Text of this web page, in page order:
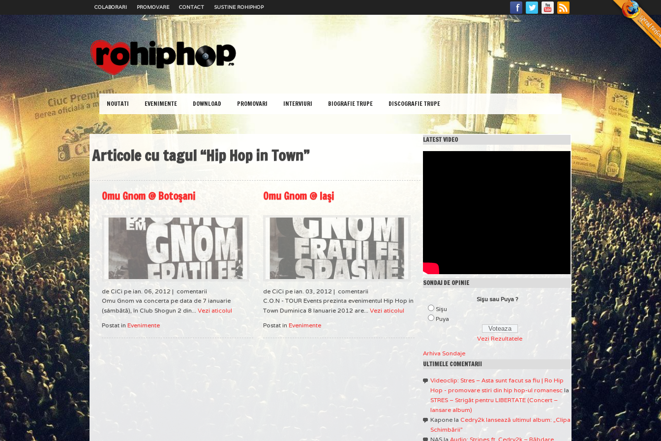
COLABORARI PROMOVARE CONTACT SUSTINE ROHIPHOP
NOUTATI EVENIMENTE DOWNLOAD PROMOVARI INTERVIURI BIOGRAFIE TRUPE DISCOGRAFIE TRUPE
Articole cu tagul “Hip Hop in Town”
Omu Gnom @ Botoşani
de CiCi pe ian. 06, 2012 | comentarii
Omu Gnom va concerta pe data de 7 ianuarie
(sâmbătă), în Club Shogun 2 din... Vezi aticolul
Postat in Evenimente
Omu Gnom @ Iaşi
de CiCi pe ian. 03, 2012 | comentarii
C.O.N - TOUR Events prezinta evenimentul Hip Hop in
Town Duminica 8 Ianuarie 2012 are... Vezi aticolul
Postat in Evenimente
LATEST VIDEO
SONDAJ DE OPINIE
Sişu sau Puya ?
Sişu
Puya
Vezi Rezultatele
Arhiva Sondaje
ULTIMELE COMENTARII
Videoclip: Stres – Asta sunt facut sa fiu | Ro Hip
Hop - promovare stiri din hip hop-ul romanesc la
STRES – Strigăt pentru LIBERTATE (Concert –
lansare album)
Kapone la Cedry2k lansează ultimul album: „Clipa
Schimbării”
NAS la Audio: Stripes ft. Cedry2k – Răbdare